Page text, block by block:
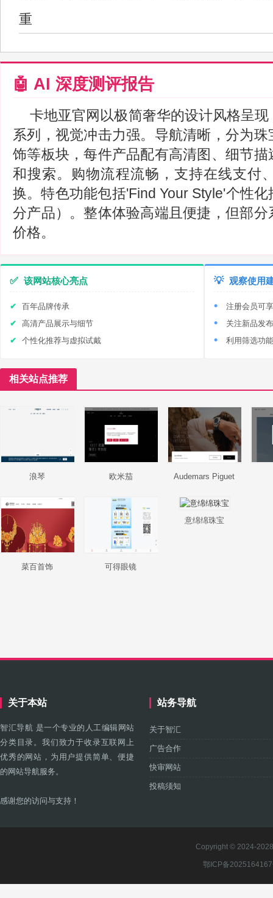
重
🤖 AI 深度测评报告
卡地亚官网以极简奢华的设计风格呈
系列，视觉冲击力强。导航清晰，分为
饰等板块，每件产品配有高清图、细节
和搜索。购物流程流畅，支持在线支付
换。特色功能包括'Find Your Style'个性
分产品）。整体体验高端且便捷，但部
价格。
✅ 该网站核心亮点
百年品牌传承
高清产品展示与细节
个性化推荐与虚拟试戴
💡 观察使用
注册会员可
关注新品发
利用筛选功
相关站点推荐
浪琴 欧米茄 Audemars Piguet
菜百首饰 可得眼镜
意绵绵珠宝
关于本站
智汇导航 是一个专业的人工编辑网站
分类目录。我们致力于收录互联网上
优秀的网站，为用户提供简单、便捷
的网站导航服务。
感谢您的访问与支持！
站务导航
关于智汇
广告合作
快审网站
投稿须知
Copyright © 2024-
鄂ICP备